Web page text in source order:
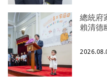
總統府
賴清德